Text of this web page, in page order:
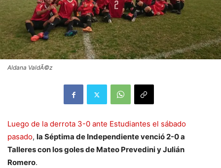
Aldana ValdÃ©z
Luego de la derrota 3-0 ante Estudiantes el sábado
pasado, la Séptima de Independiente venció 2-0 a
Talleres con los goles de Mateo Prevedini y Julián
Romero.